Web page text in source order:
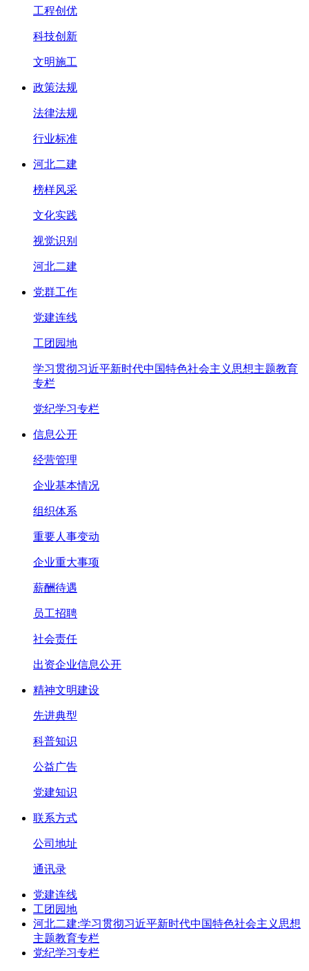
工程创优
科技创新
文明施工
政策法规
法律法规
行业标准
河北二建
榜样风采
文化实践
视觉识别
河北二建
党群工作
党建连线
工团园地
学习贯彻习近平新时代中国特色社会主义思想主题教育
专栏
党纪学习专栏
信息公开
经营管理
企业基本情况
组织体系
重要人事变动
企业重大事项
薪酬待遇
员工招聘
社会责任
出资企业信息公开
精神文明建设
先进典型
科普知识
公益广告
党建知识
联系方式
公司地址
通讯录
党建连线
工团园地
河北二建:学习贯彻习近平新时代中国特色社会主义思想
主题教育专栏
党纪学习专栏